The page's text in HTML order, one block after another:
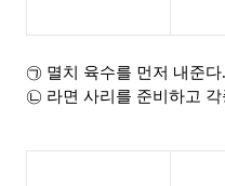
㉠ 멸치 육수를 먼저 내준다.
㉡ 라면 사리를 준비하고